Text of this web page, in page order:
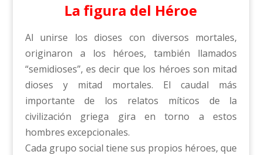
La figura del Héroe
Al unirse los dioses con diversos mortales,
originaron a los héroes, también llamados
“semidioses”, es decir que los héroes son mitad
dioses y mitad mortales. El caudal más
importante de los relatos míticos de la
civilización griega gira en torno a estos
hombres excepcionales.
Cada grupo social tiene sus propios héroes, que